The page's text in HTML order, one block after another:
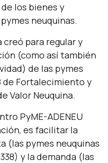
los bienes y
neuquinas.
creó para regular y
(como así también
de las pymes
de Fortalecimiento y
Valor Neuquina.
PyME-ADENEU
es facilitar la
(las pymes neuquinas
y la demanda (las